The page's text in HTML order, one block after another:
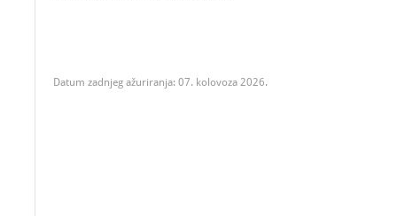
Datum zadnjeg ažuriranja: 07. kolovoza 2026.